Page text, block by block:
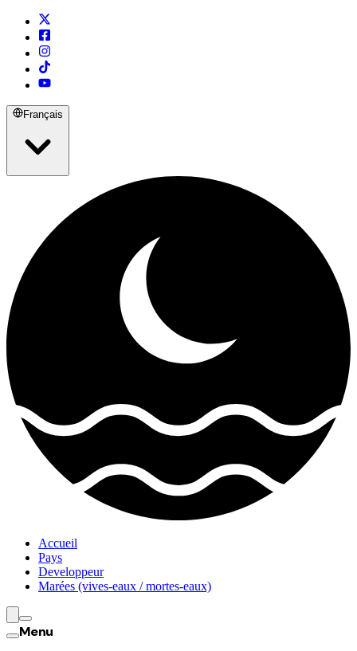
Français
Accueil
Pays
Developpeur
Marées (vives-eaux / mortes-eaux)
Menu